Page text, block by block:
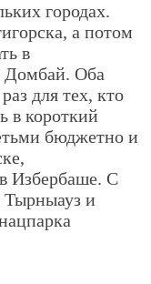
городах.
а потом
в
Домбай. Оба
для тех, кто
в короткий
бюджетно и
Избербаше. С
Тырныауз и